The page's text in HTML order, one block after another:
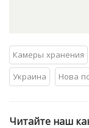
Камеры хранения
Украина
Нова
Читайте наш